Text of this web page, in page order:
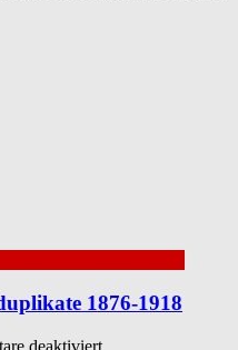
1876-1918
deaktiviertfür